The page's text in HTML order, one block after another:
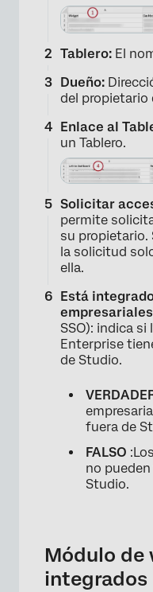
Tablero: El
Dueño:
del propietario
Enlace al
un Tablero.
Solicitar
permite
su propietario.
la solicitud
ella.
Está
SSO): indica
Enterprise
de Studio.
fuera de
FALSO
no
Studio.
Módulo de
integrados